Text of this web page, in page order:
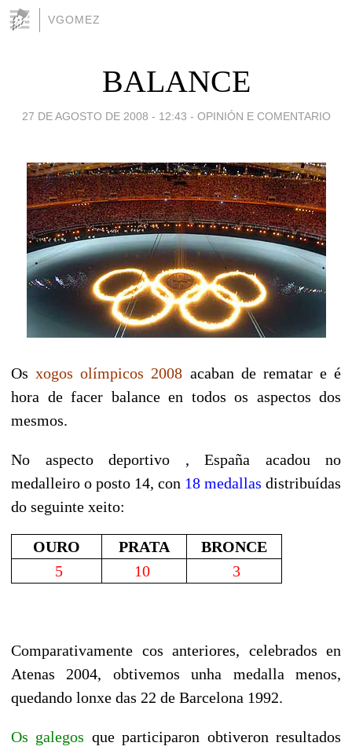
VGOMEZ
BALANCE
27 DE AGOSTO DE 2008 - 12:43 - OPINIÓN E COMENTARIO
Osxogos olímpicos 2008 acaban de rematar e é
hora de facer balance en todos os aspectos dos
mesmos.
No aspecto deportivo , España acadou no
medalleiro o posto 14, con 18 medallas distribuídas
do seguinte xeito:
OURO PRATA
BRONCE
5
10 3
Comparativamente cos anteriores, celebrados en
Atenas 2004, obtivemos unha medalla menos,
quedando lonxe das 22 de Barcelona 1992.
Os galegos que participaron obtiveron resultados